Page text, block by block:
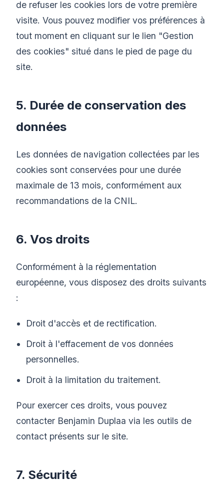
de refuser les cookies lors de votre première
visite. Vous pouvez modifier vos préférences à
tout moment en cliquant sur le lien "Gestion
des cookies" situé dans le pied de page du
site.
5. Durée de conservation des
données
Les données de navigation collectées par les
cookies sont conservées pour une durée
maximale de 13 mois, conformément aux
recommandations de la CNIL.
6. Vos droits
Conformément à la réglementation
européenne, vous disposez des droits suivants
:
Droit d'accès et de rectification.
Droit à l'effacement de vos données
personnelles.
Droit à la limitation du traitement.
Pour exercer ces droits, vous pouvez
contacter Benjamin Duplaa via les outils de
contact présents sur le site.
7. Sécurité